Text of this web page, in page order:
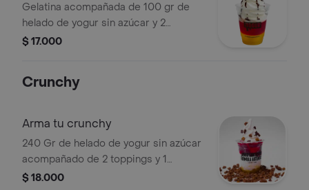
Gelatina acompañada de 100 gr de
helado de yogur sin azúcar y 2
toppings a elección.
$ 17.000
Crunchy
Arma tu crunchy
240 Gr de helado de yogur sin azúcar
acompañado de 2 toppings y 1
topping de lujo a elección.
$ 18.000